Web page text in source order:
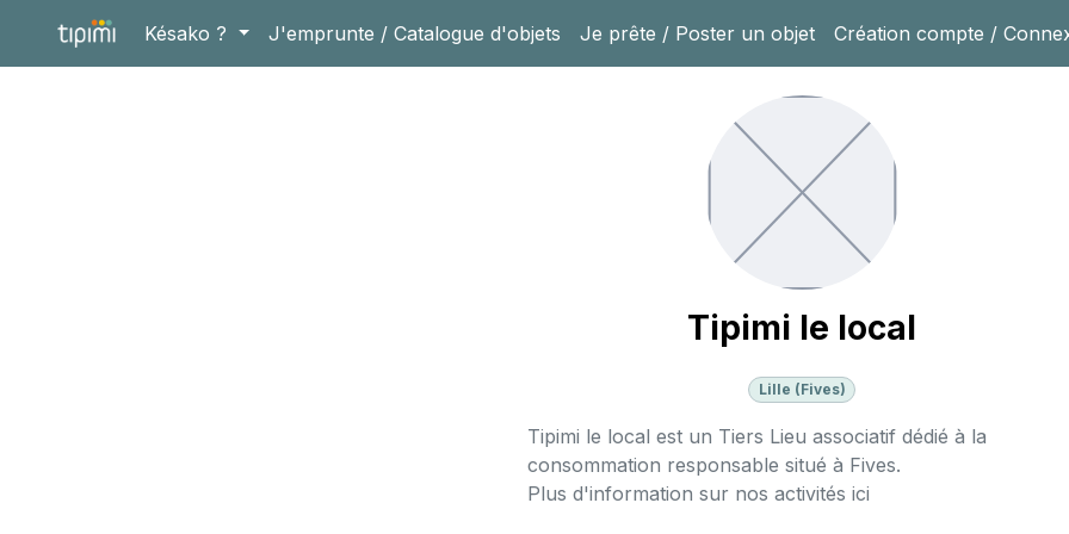
Késako ? J'emprunte / Catalogue d'objets Je prête / Poster un objet Création compte /
Tipimi le local
Lille (Fives)
Tipimi le local est un Tiers Lieu associatif dédié à la
consommation responsable situé à Fives.
Plus d'information sur nos activités ici